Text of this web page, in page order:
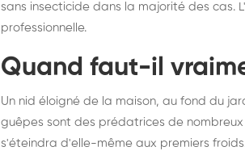
sans insecticide dans la majorité des cas.
professionnelle.
Quand faut-il
Un nid éloigné de la maison, au fond du
guêpes sont des prédatrices de nombreux
s'éteindra d'elle-même aux premiers